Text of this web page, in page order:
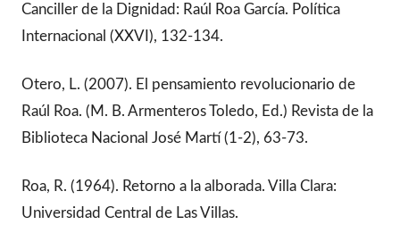
Canciller de la Dignidad: Raúl Roa García. Política
Internacional (XXVI), 132-134.
Otero, L. (2007). El pensamiento revolucionario de
Raúl Roa. (M. B. Armenteros Toledo, Ed.) Revista de la
Biblioteca Nacional José Martí (1-2), 63-73.
Roa, R. (1964). Retorno a la alborada. Villa Clara:
Universidad Central de Las Villas.